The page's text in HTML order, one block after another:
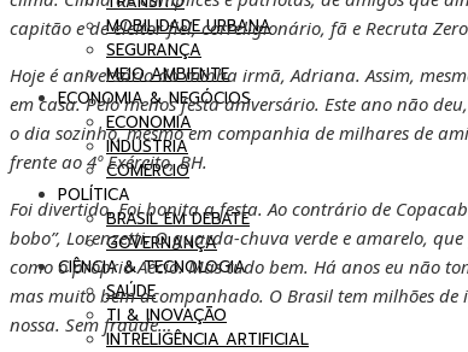
MOBILIDADE URBANA
SEGURANÇA
MEIO AMBIENTE
ECONOMIA & NEGÓCIOS
ECONOMIA
INDÚSTRIA
COMÉRCIO
POLÍTICA
BRASIL EM DEBATE
GOVERNANÇA
CIÊNCIA & TECNOLOGIA
SAÚDE
TI & INOVAÇÃO
INTRELIGÊNCIA ARTIFICIAL
capitão e de eleitor fiel, correligionário, fã e Recruta
Hoje é aniversário da minha irmã, Adriana. Assim,
em casa. Pelo menos festa aniversário. Este ano não
o dia sozinho, mesmo em companhia de milhares de
frente ao 4º Exército, BH.
Foi divertido. Foi bonita a festa. Ao contrário de
bobo”, Lorenzetti. O guarda-chuva verde e amarelo,
como o próprio Aécio. Mas tudo bem. Há anos eu não
mas muito bem acompanhado. O Brasil tem milhões
nossa. Sem fraude…